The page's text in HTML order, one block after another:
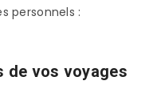
personnels :
de vos voyages